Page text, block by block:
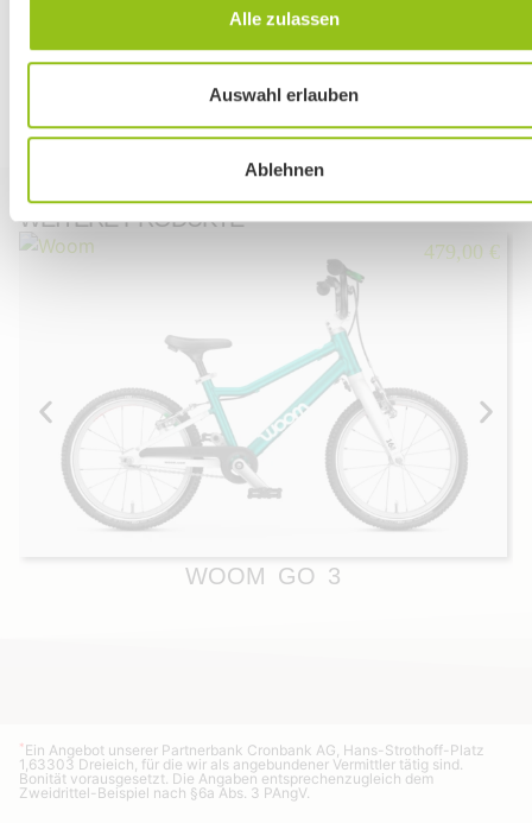
Alle zulassen
Auswahl erlauben
Ablehnen
gefunden.
WEITERE PRODUKTE
479,00 €
WOOM GO 3
*Ein Angebot unserer Partnerbank Cronbank AG, Hans-Strothoff-Platz
1,63303 Dreieich, für die wir als angebundener Vermittler tätig sind.
Bonität vorausgesetzt. Die Angaben entsprechenzugleich dem
Zweidrittel-Beispiel nach §6a Abs. 3 PAngV.